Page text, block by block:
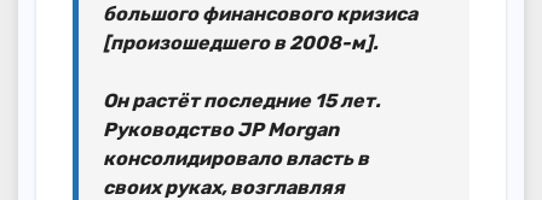
большого финансового кризиса
[произошедшего в 2008-м].
Он растёт последние 15 лет.
Руководство JP Morgan
консолидировало власть в
своих руках, возглавляя